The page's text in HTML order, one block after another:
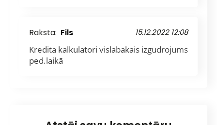
Raksta: Fils 15.12.2022 12:08
Kredita kalkulatori vislabakais izgudrojums
ped.laikā